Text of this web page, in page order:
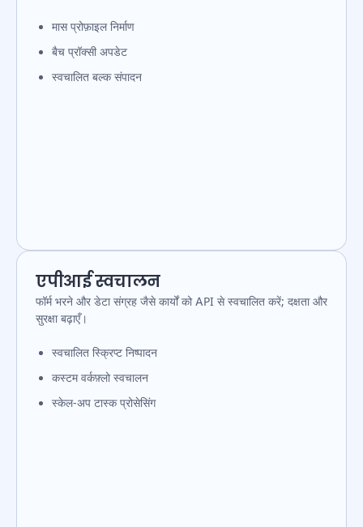
मास प्रोफ़ाइल निर्माण
बैच प्रॉक्सी अपडेट
स्वचालित बल्क संपादन
एपीआई स्वचालन
फॉर्म भरने और डेटा संग्रह जैसे कार्यों को API से स्वचालित करें; दक्षता और
सुरक्षा बढ़ाएँ।
स्वचालित स्क्रिप्ट निष्पादन
कस्टम वर्कफ़्लो स्वचालन
स्केल-अप टास्क प्रोसेसिंग